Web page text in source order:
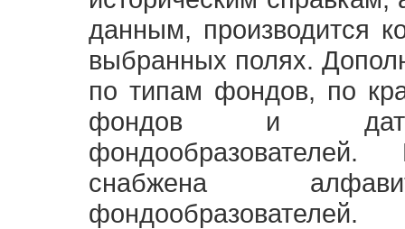
данным, производится
выбранных полях.
по типам фондов, по
фондов и
снабжена
фондообразователей.